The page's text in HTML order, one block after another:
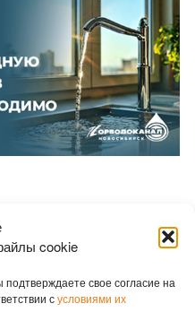
cookie
свое согласие на
сусловиями их